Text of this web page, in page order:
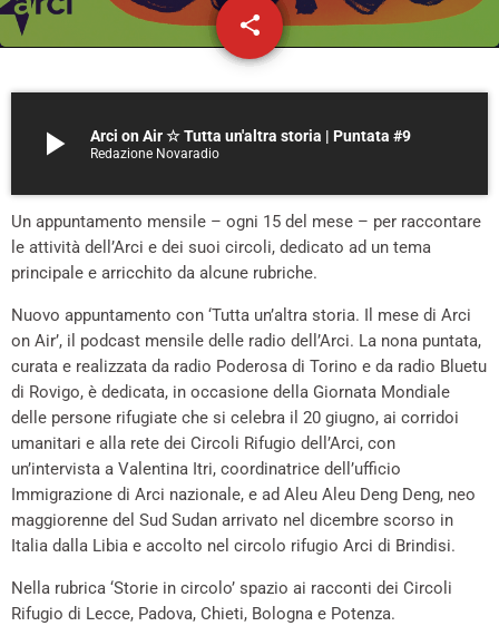
share
email
play_arrow Arci on Air ☆ Tutta un'altra storia | Puntata #9
Redazione Novaradio
Un appuntamento mensile – ogni 15 del mese – per raccontare
le attività dell’Arci e dei suoi circoli, dedicato ad un tema
principale e arricchito da alcune rubriche.
Nuovo appuntamento con ‘Tutta un’altra storia. Il mese di Arci
on Air’, il podcast mensile delle radio dell’Arci. La nona puntata,
curata e realizzata da radio Poderosa di Torino e da radio Bluetu
di Rovigo, è dedicata, in occasione della Giornata Mondiale
delle persone rifugiate che si celebra il 20 giugno, ai corridoi
umanitari e alla rete dei Circoli Rifugio dell’Arci, con
un’intervista a Valentina Itri, coordinatrice dell’ufficio
Immigrazione di Arci nazionale, e ad Aleu Aleu Deng Deng, neo
maggiorenne del Sud Sudan arrivato nel dicembre scorso in
Italia dalla Libia e accolto nel circolo rifugio Arci di Brindisi.
Nella rubrica ‘Storie in circolo’ spazio ai racconti dei Circoli
Rifugio di Lecce, Padova, Chieti, Bologna e Potenza.